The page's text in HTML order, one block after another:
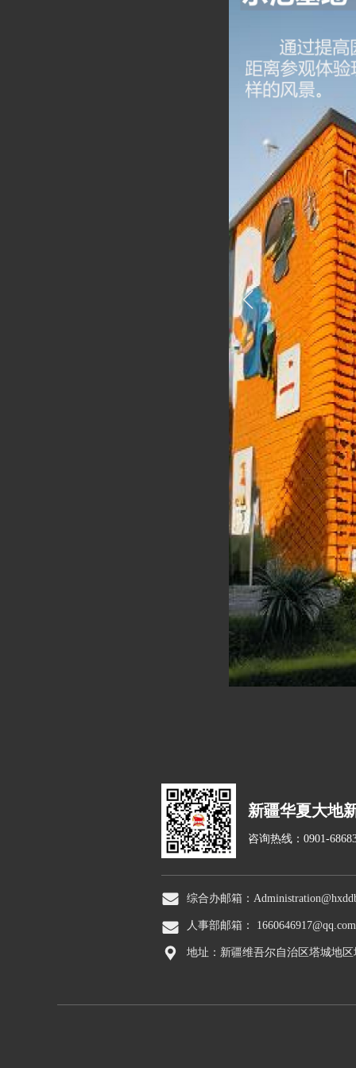
综合办邮箱：
人事部邮箱： 1660646917@qq.com
地址：新疆维吾尔自治区塔城地
新疆华夏大地
咨询热线：0901-